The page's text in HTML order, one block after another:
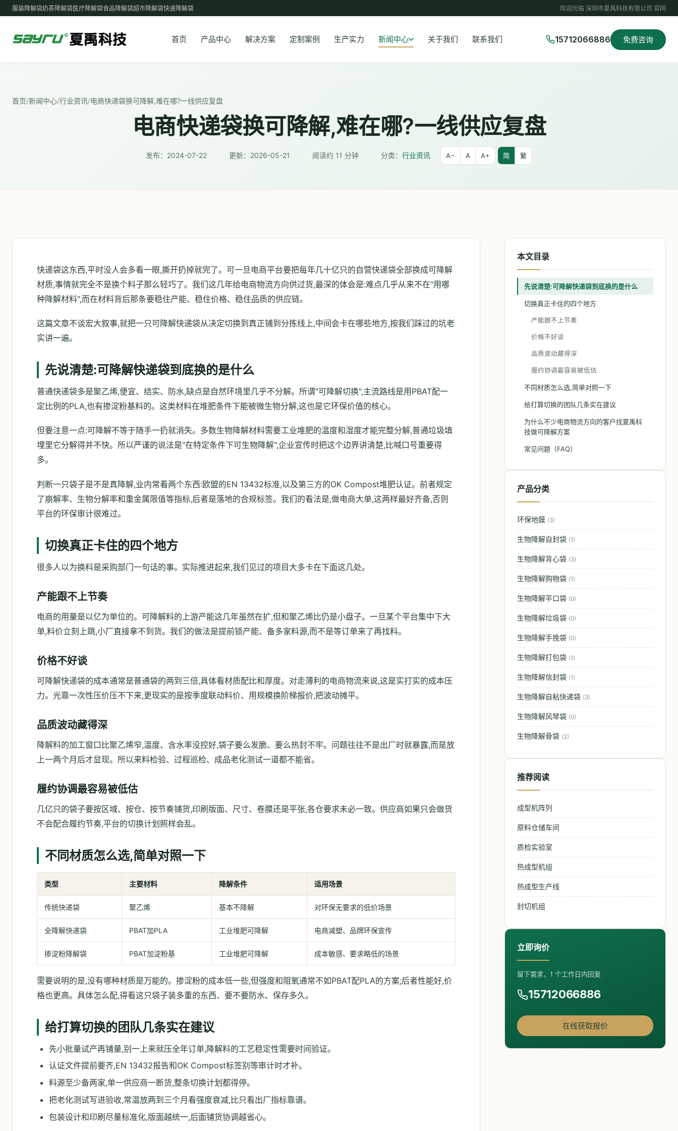
服装降解袋奶茶降解袋医疗降解袋食品降解袋超市降解袋快递降解袋 欢迎光临 深圳市夏禹科技有限公司 官网
首页 产品中心 解决方案 定制案例 生产实力 新闻中心 关于我们 联系我们 15712066886 免费咨询
首页/新闻中心/行业资讯/电商快递袋换可降解,难在哪?一线供应复盘
电商快递袋换可降解,难在哪?一线供应复盘
发布： 2024-07-22 · 更新： 2026-05-21 · 阅读约 11 分钟 · 分类： 行业资讯 A− A A+ 简 繁
快递袋这东西,平时没人会多看一眼,撕开扔掉就完了。可一旦电商平台要把每年几十亿只的自营快递袋全部换成可降解
材质,事情就完全不是换个料子那么轻巧了。我们这几年给电商物流方向供过货,最深的体会是:难点几乎从来不在"用哪
种降解材料",而在材料背后那条要稳住产能、稳住价格、稳住品质的供应链。
这篇文章不谈宏大叙事,就把一只可降解快递袋从决定切换到真正铺到分拣线上,中间会卡在哪些地方,按我们踩过的坑老
实讲一遍。
先说清楚:可降解快递袋到底换的是什么
普通快递袋多是聚乙烯,便宜、结实、防水,缺点是自然环境里几乎不分解。所谓"可降解切换",主流路线是用PBAT配一
定比例的PLA,也有掺淀粉基料的。这类材料在堆肥条件下能被微生物分解,这也是它环保价值的核心。
但要注意一点:可降解不等于随手一扔就消失。多数生物降解材料需要工业堆肥的温度和湿度才能完整分解,普通垃圾填
埋里它分解得并不快。所以严谨的说法是"在特定条件下可生物降解",企业宣传时把这个边界讲清楚,比喊口号重要得
多。
判断一只袋子是不是真降解,业内常看两个东西:欧盟的EN 13432标准,以及第三方的OK Compost堆肥认证。前者规定
了崩解率、生物分解率和重金属限值等指标,后者是落地的合规标签。我们的看法是,做电商大单,这两样最好齐备,否则
平台的环保审计很难过。
切换真正卡住的四个地方
很多人以为换料是采购部门一句话的事。实际推进起来,我们见过的项目大多卡在下面这几处。
产能跟不上节奏
电商的用量是以亿为单位的。可降解料的上游产能这几年虽然在扩,但和聚乙烯比仍是小盘子。一旦某个平台集中下大
单,料价立刻上跳,小厂直接拿不到货。我们的做法是提前锁产能、备多家料源,而不是等订单来了再找料。
价格不好谈
可降解快递袋的成本通常是普通袋的两到三倍,具体看材质配比和厚度。对走薄利的电商物流来说,这是实打实的成本压
力。光靠一次性压价压不下来,更现实的是按季度联动料价、用规模换阶梯报价,把波动摊平。
品质波动藏得深
降解料的加工窗口比聚乙烯窄,温度、含水率没控好,袋子要么发脆、要么热封不牢。问题往往不是出厂时就暴露,而是放
上一两个月后才显现。所以来料检验、过程巡检、成品老化测试一道都不能省。
履约协调最容易被低估
几亿只的袋子要按区域、按仓、按节奏铺货,印刷版面、尺寸、卷膜还是平张,各仓要求未必一致。供应商如果只会做货
不会配合履约节奏,平台的切换计划照样会乱。
不同材质怎么选,简单对照一下
类型 主要材料 降解条件 适用场景
传统快递袋 聚乙烯 基本不降解 对环保无要求的低价场景
全降解快递袋 PBAT加PLA 工业堆肥可降解 电商减塑、品牌环保宣传
掺淀粉降解袋 PBAT加淀粉基 工业堆肥可降解 成本敏感、要求略低的场景
需要说明的是,没有哪种材质是万能的。掺淀粉的成本低一些,但强度和阻氧通常不如PBAT配PLA的方案;后者性能好,价
格也更高。具体怎么配,得看这只袋子装多重的东西、要不要防水、保存多久。
给打算切换的团队几条实在建议
先小批量试产再铺量,别一上来就压全年订单,降解料的工艺稳定性需要时间验证。
认证文件提前要齐,EN 13432报告和OK Compost标签别等审计时才补。
料源至少备两家,单一供应商一断货,整条切换计划都得停。
把老化测试写进验收,常温放两到三个月看强度衰减,比只看出厂指标靠谱。
包装设计和印刷尽量标准化,版面越统一,后面铺货协调越省心。
本文目录
先说清楚:可降解快递袋到底换的是什么
切换真正卡住的四个地方
产能跟不上节奏
价格不好谈
品质波动藏得深
履约协调最容易被低估
不同材质怎么选,简单对照一下
给打算切换的团队几条实在建议
为什么不少电商物流方向的客户找夏禹科
技做可降解方案
常见问题（FAQ）
产品分类
环保地膜 (3)
生物降解自封袋 (1)
生物降解背心袋 (3)
生物降解购物袋 (1)
生物降解平口袋 (0)
生物降解垃圾袋 (0)
生物降解手挽袋 (0)
生物降解打包袋 (1)
生物降解信封袋 (1)
生物降解自粘快递袋 (3)
生物降解风琴袋 (0)
生物降解骨袋 (2)
推荐阅读
成型机阵列
原料仓储车间
质检实验室
热成型机组
热成型生产线
封切机组
立即询价
留下需求，1 个工作日内回复
15712066886
在线获取报价